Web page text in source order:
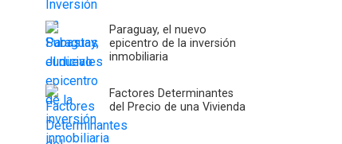
Paraguay, el nuevo
epicentro de la inversión
inmobiliaria
Factores Determinantes
del Precio de una Vivienda